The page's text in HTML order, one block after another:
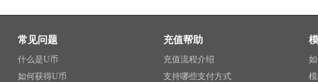
常见问题
什么是U币
如何获得U币
充值帮助
充值流程介绍
支持哪些支付方式